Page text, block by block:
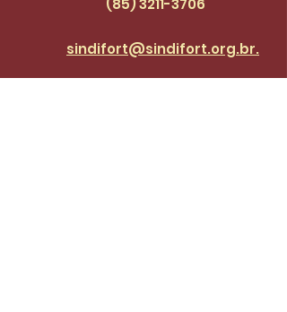
(85) 3211-3706
sindifort@sindifort.org.br.